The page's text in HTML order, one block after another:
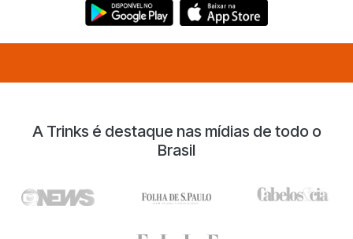
A Trinks é destaque nas mídias de todo o
Brasil